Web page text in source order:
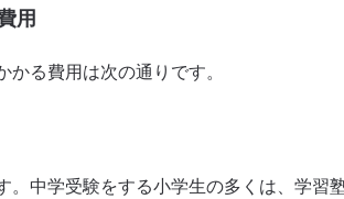
用
る費用は次の通りです。
。中学受験をする小学生の多くは、学